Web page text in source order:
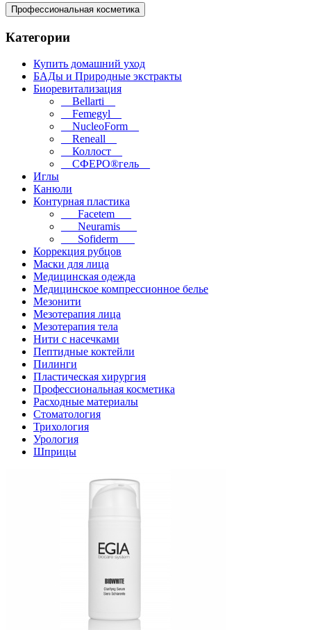
Профессиональная косметика
Категории
Купить домашний уход
БАДы и Природные экстракты
Биоревитализация
__Bellarti__
__Femegyl__
__NucleoForm__
__Reneall__
__Коллост__
__СФЕРО®гель__
Иглы
Канюли
Контурная пластика
___Facetem___
___Neuramis___
___Sofiderm___
Коррекция рубцов
Маски для лица
Медицинская одежда
Медицинское компрессионное белье
Мезонити
Мезотерапия лица
Мезотерапия тела
Нити с насечками
Пептидные коктейли
Пилинги
Пластическая хирургия
Профессиональная косметика
Расходные материалы
Стоматология
Трихология
Урология
Шприцы